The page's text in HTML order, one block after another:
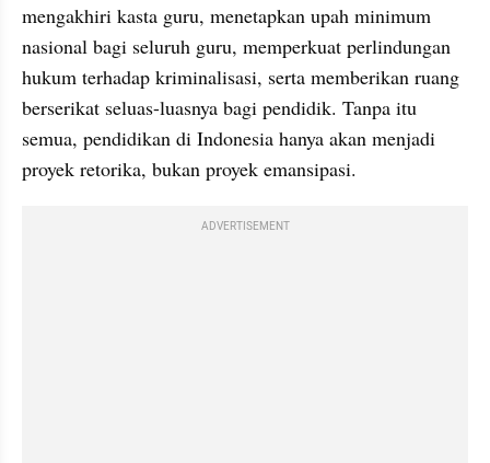
mengakhiri kasta guru, menetapkan upah minimum
nasional bagi seluruh guru, memperkuat perlindungan
hukum terhadap kriminalisasi, serta memberikan ruang
berserikat seluas-luasnya bagi pendidik. Tanpa itu
semua, pendidikan di Indonesia hanya akan menjadi
proyek retorika, bukan proyek emansipasi.
ADVERTISEMENT